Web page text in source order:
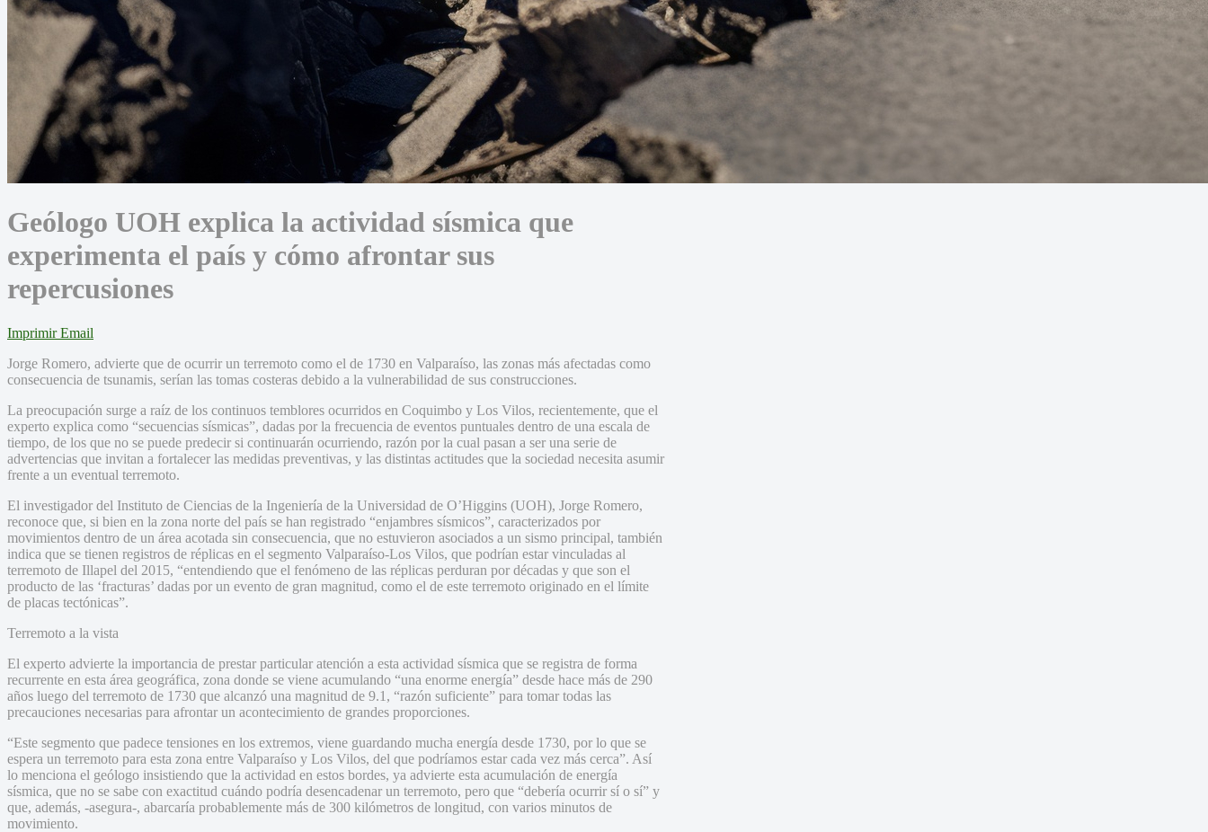
Geólogo UOH explica la actividad sísmica que
experimenta el país y cómo afrontar sus
repercusiones
Imprimir Email
Jorge Romero, advierte que de ocurrir un terremoto como el de 1730 en Valparaíso, las zonas más afectadas como
consecuencia de tsunamis, serían las tomas costeras debido a la vulnerabilidad de sus construcciones.
La preocupación surge a raíz de los continuos temblores ocurridos en Coquimbo y Los Vilos, recientemente, que el
experto explica como “secuencias sísmicas”, dadas por la frecuencia de eventos puntuales dentro de una escala de
tiempo, de los que no se puede predecir si continuarán ocurriendo, razón por la cual pasan a ser una serie de
advertencias que invitan a fortalecer las medidas preventivas, y las distintas actitudes que la sociedad necesita asumir
frente a un eventual terremoto.
El investigador del Instituto de Ciencias de la Ingeniería de la Universidad de O’Higgins (UOH), Jorge Romero,
reconoce que, si bien en la zona norte del país se han registrado “enjambres sísmicos”, caracterizados por
movimientos dentro de un área acotada sin consecuencia, que no estuvieron asociados a un sismo principal, también
indica que se tienen registros de réplicas en el segmento Valparaíso-Los Vilos, que podrían estar vinculadas al
terremoto de Illapel del 2015, “entendiendo que el fenómeno de las réplicas perduran por décadas y que son el
producto de las ‘fracturas’ dadas por un evento de gran magnitud, como el de este terremoto originado en el límite
de placas tectónicas”.
Terremoto a la vista
El experto advierte la importancia de prestar particular atención a esta actividad sísmica que se registra de forma
recurrente en esta área geográfica, zona donde se viene acumulando “una enorme energía” desde hace más de 290
años luego del terremoto de 1730 que alcanzó una magnitud de 9.1, “razón suficiente” para tomar todas las
precauciones necesarias para afrontar un acontecimiento de grandes proporciones.
“Este segmento que padece tensiones en los extremos, viene guardando mucha energía desde 1730, por lo que se
espera un terremoto para esta zona entre Valparaíso y Los Vilos, del que podríamos estar cada vez más cerca”. Así
lo menciona el geólogo insistiendo que la actividad en estos bordes, ya advierte esta acumulación de energía
sísmica, que no se sabe con exactitud cuándo podría desencadenar un terremoto, pero que “debería ocurrir sí o sí” y
que, además, -asegura-, abarcaría probablemente más de 300 kilómetros de longitud, con varios minutos de
movimiento.